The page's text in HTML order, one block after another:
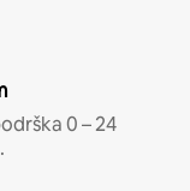
0 – 24